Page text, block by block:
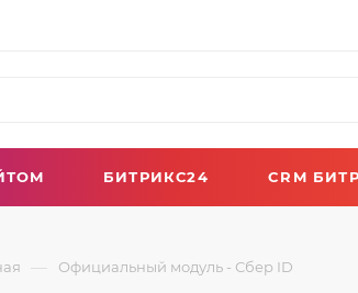
БИТРИКС24 CRM
— Официальный модуль - Сбер ID